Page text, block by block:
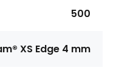
500
XS Edge 4 mm